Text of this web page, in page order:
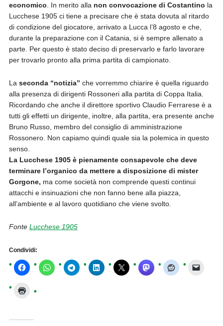
economico . In merito alla non convocazione di Costantino la
Lucchese 1905 ci tiene a precisare che è stata dovuta al ritardo
di condizione del giocatore, arrivato a Lucca l’8 agosto e che,
durante la preparazione con il Catania, si è sempre allenato a
parte. Per questo è stato deciso di preservarlo e farlo lavorare
per trovarlo pronto alla prima partita di campionato.
La seconda “notizia” che vorremmo chiarire è quella riguardo
alla presenza di dirigenti Rossoneri alla partita di Coppa Italia.
Ricordando che anche il direttore sportivo Claudio Ferrarese è a
tutti gli effetti un dirigente, inoltre, alla partita, era presente anche
Bruno Russo, membro del consiglio di amministrazione
Rossonero. Non capiamo quindi quale sia la polemica in questo
senso.
La Lucchese 1905 è pienamente consapevole che deve
terminare l’organico da mettere a disposizione di mister
Gorgone, ma come società non comprende questi continui
attacchi e insinuazioni che non fanno bene alla piazza,
all’ambiente e al lavoro quotidiano che viene svolto.
Fonte Lucchese 1905
Condividi: